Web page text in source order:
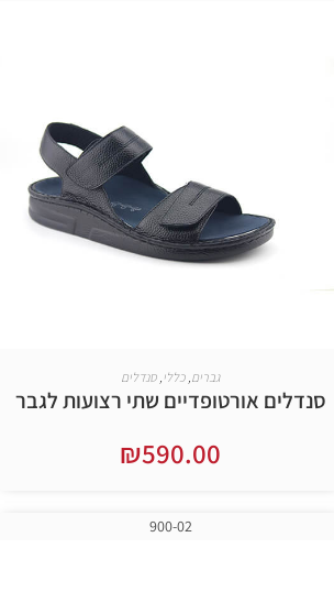
גברים כללי סנדלים
סנדלים אורטופדיים שתי רצועות לגבר
₪590.00
900-02